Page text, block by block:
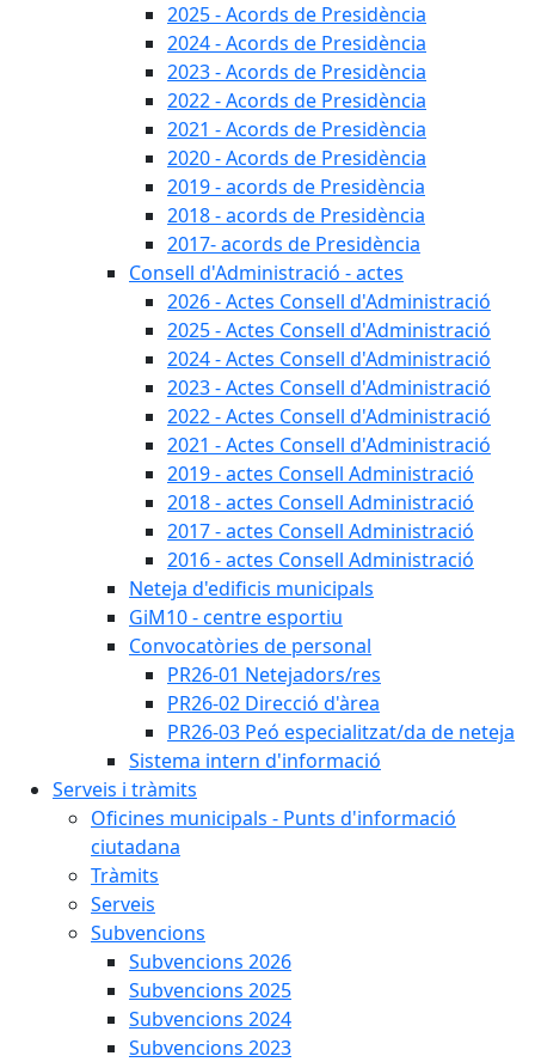
2025 - Acords de Presidència
2024 - Acords de Presidència
2023 - Acords de Presidència
2022 - Acords de Presidència
2021 - Acords de Presidència
2020 - Acords de Presidència
2019 - acords de Presidència
2018 - acords de Presidència
2017- acords de Presidència
Consell d'Administració - actes
2026 - Actes Consell d'Administració
2025 - Actes Consell d'Administració
2024 - Actes Consell d'Administració
2023 - Actes Consell d'Administració
2022 - Actes Consell d'Administració
2021 - Actes Consell d'Administració
2019 - actes Consell Administració
2018 - actes Consell Administració
2017 - actes Consell Administració
2016 - actes Consell Administració
Neteja d'edificis municipals
GiM10 - centre esportiu
Convocatòries de personal
PR26-01 Netejadors/res
PR26-02 Direcció d'àrea
PR26-03 Peó especialitzat/da de neteja
Sistema intern d'informació
Serveis i tràmits
Oficines municipals - Punts d'informació
ciutadana
Tràmits
Serveis
Subvencions
Subvencions 2026
Subvencions 2025
Subvencions 2024
Subvencions 2023